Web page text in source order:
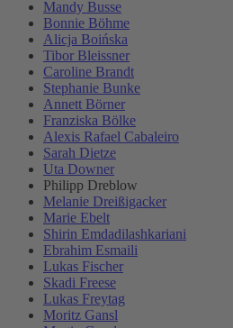
Mandy Busse
Bonnie Böhme
Alicja Boińska
Tibor Bleissner
Caroline Brandt
Stephanie Bunke
Annett Börner
Franziska Bölke
Alexis Rafael Cabaleiro
Sarah Dietze
Uta Downer
Philipp Dreblow
Melanie Dreißigacker
Marie Ebelt
Shirin Emdadilashkariani
Ebrahim Esmaili
Lukas Fischer
Skadi Freese
Lukas Freytag
Moritz Gansl